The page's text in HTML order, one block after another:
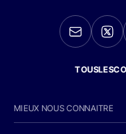
MIEUX NOUS CONNAITRE